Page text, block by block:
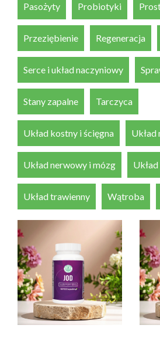
Pasożyty Probiotyki
Przeziębienie Regeneracja
Serce i układ naczyniowy
Stany zapalne Tarczyca
Układ kostny i ścięgna
Układ nerwowy i mózg
Układ trawienny Wątroba